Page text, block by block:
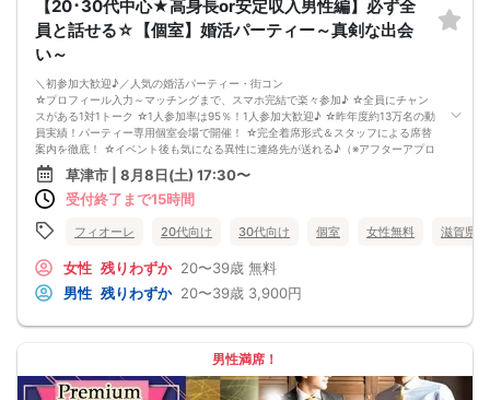
【20･30代中心★高身長or安定収入男性編】必ず全
員と話せる☆【個室】婚活パーティー～真剣な出会
い～
＼初参加大歓迎♪／人気の婚活パーティー・街コン
☆プロフィール入力～マッチングまで、スマホ完結で楽々参加♪ ☆全員にチャン
スがある1対1トーク ☆1人参加率は95％！1人参加大歓迎♪ ☆昨年度約13万名の動
員実績！パーティー専用個室会場で開催！ ☆完全着席形式＆スタッフによる席替
案内を徹底！ ☆イベント後も気になる異性に連絡先が送れる♪（※アフターアプロ
ーチ機能） スタッフが最初から最後まで進行するので、フリータイムで放置され
て人気の方と一度もお話できずに気が付いたらイベント終了・・・ということは
一切ありません！ 持ち物について ・ご本人様確認書類（無い場合はキャンセル扱
ちらのパーティーはスマホを使用したパーティーになります。システムの関係
銭がでないようご用意いただけますと幸いです。 ※集客状況に応じてサムネイル
等が変更になる場合がございます。 参加年齢と参加条件は変更されませんのでご
安心ください。
草津市 | 8月8日(土) 17:30〜
受付終了まで15時間
フィオーレ 20代向け 30代向け 個室 女性無料 滋賀県
女性 残りわずか 20〜39歳 無料
男性 残りわずか 20〜39歳 3,900円
男性満席！